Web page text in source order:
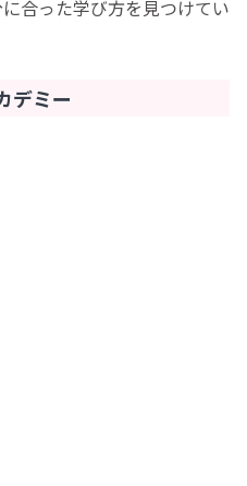
合った学び方を見つけてい
デミー